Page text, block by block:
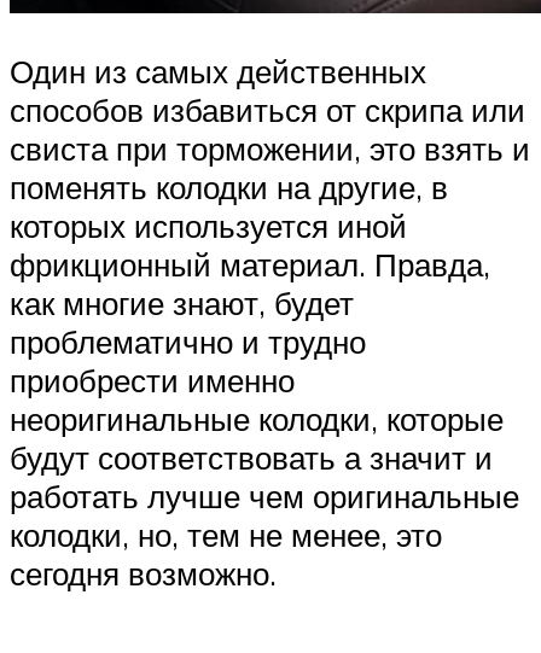
Один из самых действенных
способов избавиться от скрипа или
свиста при торможении, это взять и
поменять колодки на другие, в
которых используется иной
фрикционный материал. Правда,
как многие знают, будет
проблематично и трудно
приобрести именно
неоригинальные колодки, которые
будут соответствовать а значит и
работать лучше чем оригинальные
колодки, но, тем не менее, это
сегодня возможно.